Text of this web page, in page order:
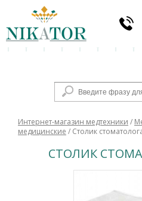
Форма
Интернет-магазин медтехники /
медицинские / Столик
СТОЛИК